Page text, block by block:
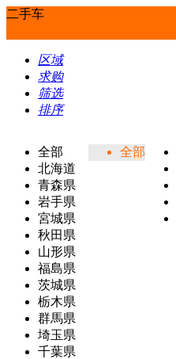
二手车
区域
求购
筛选
排序
全部
北海道
青森県
岩手県
宮城県
秋田県
山形県
福島県
茨城県
栃木県
群馬県
埼玉県
千葉県
全部